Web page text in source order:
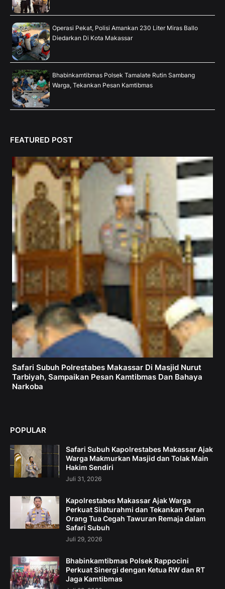
Operasi Pekat, Polisi Amankan 230 Liter Miras Ballo
Diedarkan Di Kota Makassar
Bhabinkamtibmas Polsek Tamalate Rutin Sambang
Warga, Tekankan Pesan Kamtibmas
FEATURED POST
Safari Subuh Polrestabes Makassar Di Masjid Nurut
Tarbiyah, Sampaikan Pesan Kamtibmas Dan Bahaya
Narkoba
POPULAR
Safari Subuh Kapolrestabes Makassar Ajak
Warga Makmurkan Masjid dan Tolak Main
Hakim Sendiri
Juli 31, 2026
Kapolrestabes Makassar Ajak Warga
Perkuat Silaturahmi dan Tekankan Peran
Orang Tua Cegah Tawuran Remaja dalam
Safari Subuh
Juli 29, 2026
Bhabinkamtibmas Polsek Rappocini
Perkuat Sinergi dengan Ketua RW dan RT
Jaga Kamtibmas